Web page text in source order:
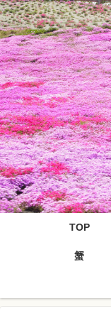
TOP
蟹